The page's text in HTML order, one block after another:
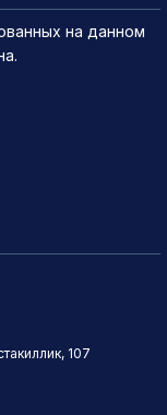
на данном
107